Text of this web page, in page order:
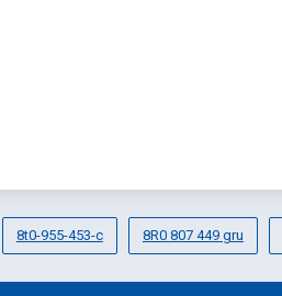
8t0-955-453-c 8R0 807 449 gru